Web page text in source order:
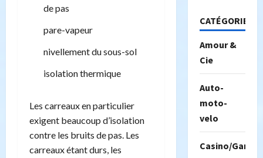
de pas
pare-vapeur
nivellement du sous-sol
isolation thermique
Les carreaux en particulier
exigent beaucoup d’isolation
contre les bruits de pas. Les
carreaux étant durs, les
CATÉGORIES
Amour &
Cie
Auto-
moto-
velo
Casino/